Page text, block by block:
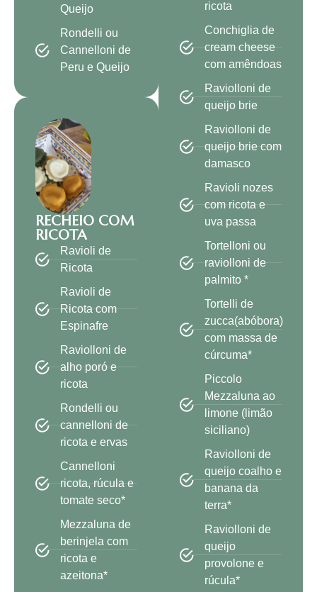
Queijo
Rondelli ou
Cannelloni de
Peru e Queijo
RECHEIO COM
RICOTA
Ravioli de
Ricota
Ravioli de
Ricota com
Espinafre
Raviolloni de
alho poró e
ricota
Rondelli ou
cannelloni de
ricota e ervas
Cannelloni
ricota, rúcula e
tomate seco*
Mezzaluna de
berinjela com
ricota e
azeitona*
ricota
Conchiglia de
cream cheese
com amêndoas
Raviolloni de
queijo brie
Raviolloni de
queijo brie com
damasco
Ravioli nozes
com ricota e
uva passa
Tortelloni ou
raviolloni de
palmito *
Tortelli de
zucca(abóbora)
com massa de
cúrcuma*
Piccolo
Mezzaluna ao
limone (limão
siciliano)
Raviolloni de
queijo coalho e
banana da
terra*
Raviolloni de
queijo
provolone e
rúcula*